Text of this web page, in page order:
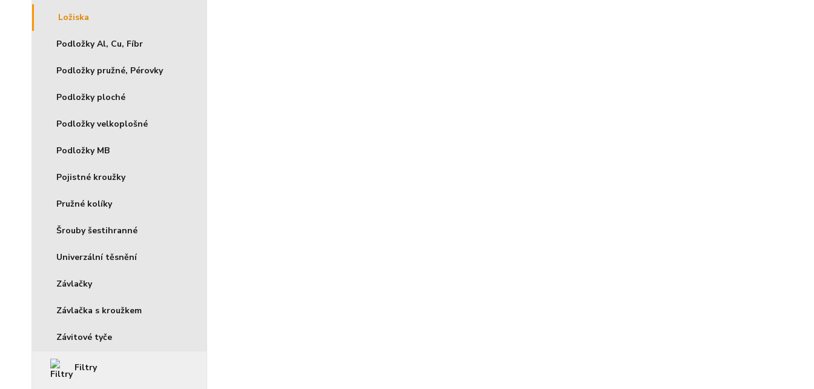
Ložiska
Podložky Al, Cu, Fíbr
Podložky pružné, Pérovky
Podložky ploché
Podložky velkoplošné
Podložky MB
Pojistné kroužky
Pružné kolíky
Šrouby šestihranné
Univerzální těsnění
Závlačky
Závlačka s kroužkem
Závitové tyče
Filtry